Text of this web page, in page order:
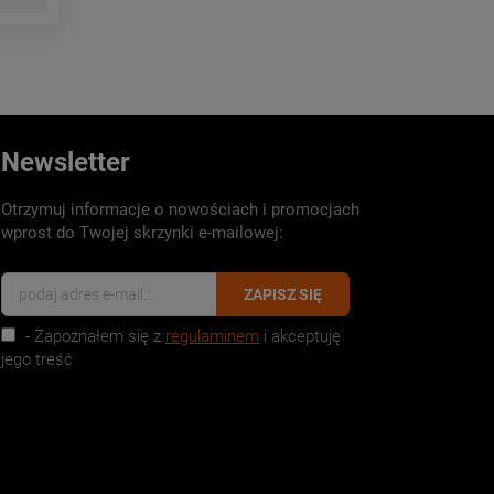
Newsletter
Otrzymuj informacje o nowościach i promocjach
wprost do Twojej skrzynki e-mailowej:
ZAPISZ SIĘ
- Zapoznałem się z regulaminem i akceptuję
jego treść